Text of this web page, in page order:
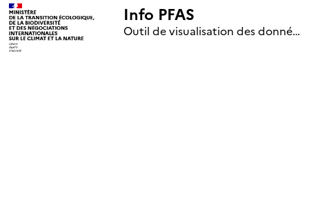
Info PFAS
Outil de visualisation des données nationales de surveillance des substances PFAS (mise à jour le 1er jour de chaque mois)
+
–